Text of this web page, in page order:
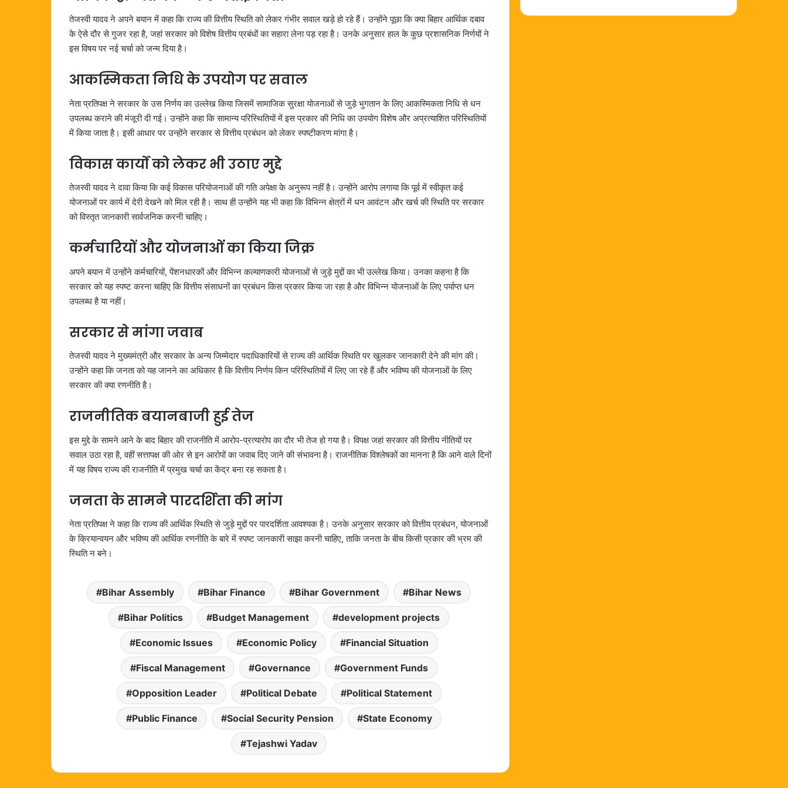
तेजस्वी यादव ने अपने बयान में कहा कि राज्य की वित्तीय स्थिति को लेकर गंभीर सवाल खड़े हो रहे हैं। उन्होंने पूछा कि क्या बिहार आर्थिक दबाव
के ऐसे दौर से गुजर रहा है, जहां सरकार को विशेष वित्तीय प्रबंधों का सहारा लेना पड़ रहा है। उनके अनुसार हाल के कुछ प्रशासनिक निर्णयों ने
इस विषय पर नई चर्चा को जन्म दिया है।
आकस्मिकता निधि के उपयोग पर सवाल
नेता प्रतिपक्ष ने सरकार के उस निर्णय का उल्लेख किया जिसमें सामाजिक सुरक्षा योजनाओं से जुड़े भुगतान के लिए आकस्मिकता निधि से धन
उपलब्ध कराने की मंजूरी दी गई। उन्होंने कहा कि सामान्य परिस्थितियों में इस प्रकार की निधि का उपयोग विशेष और अप्रत्याशित परिस्थितियों
में किया जाता है। इसी आधार पर उन्होंने सरकार से वित्तीय प्रबंधन को लेकर स्पष्टीकरण मांगा है।
विकास कार्यों को लेकर भी उठाए मुद्दे
तेजस्वी यादव ने दावा किया कि कई विकास परियोजनाओं की गति अपेक्षा के अनुरूप नहीं है। उन्होंने आरोप लगाया कि पूर्व में स्वीकृत कई
योजनाओं पर कार्य में देरी देखने को मिल रही है। साथ ही उन्होंने यह भी कहा कि विभिन्न क्षेत्रों में धन आवंटन और खर्च की स्थिति पर सरकार
को विस्तृत जानकारी सार्वजनिक करनी चाहिए।
कर्मचारियों और योजनाओं का किया जिक्र
अपने बयान में उन्होंने कर्मचारियों, पेंशनधारकों और विभिन्न कल्याणकारी योजनाओं से जुड़े मुद्दों का भी उल्लेख किया। उनका कहना है कि
सरकार को यह स्पष्ट करना चाहिए कि वित्तीय संसाधनों का प्रबंधन किस प्रकार किया जा रहा है और विभिन्न योजनाओं के लिए पर्याप्त धन
उपलब्ध है या नहीं।
सरकार से मांगा जवाब
तेजस्वी यादव ने मुख्यमंत्री और सरकार के अन्य जिम्मेदार पदाधिकारियों से राज्य की आर्थिक स्थिति पर खुलकर जानकारी देने की मांग की।
उन्होंने कहा कि जनता को यह जानने का अधिकार है कि वित्तीय निर्णय किन परिस्थितियों में लिए जा रहे हैं और भविष्य की योजनाओं के लिए
सरकार की क्या रणनीति है।
राजनीतिक बयानबाजी हुई तेज
इस मुद्दे के सामने आने के बाद बिहार की राजनीति में आरोप-प्रत्यारोप का दौर भी तेज हो गया है। विपक्ष जहां सरकार की वित्तीय नीतियों पर
सवाल उठा रहा है, वहीं सत्तापक्ष की ओर से इन आरोपों का जवाब दिए जाने की संभावना है। राजनीतिक विश्लेषकों का मानना है कि आने वाले दिनों
में यह विषय राज्य की राजनीति में प्रमुख चर्चा का केंद्र बना रह सकता है।
जनता के सामने पारदर्शिता की मांग
नेता प्रतिपक्ष ने कहा कि राज्य की आर्थिक स्थिति से जुड़े मुद्दों पर पारदर्शिता आवश्यक है। उनके अनुसार सरकार को वित्तीय प्रबंधन, योजनाओं
के क्रियान्वयन और भविष्य की आर्थिक रणनीति के बारे में स्पष्ट जानकारी साझा करनी चाहिए, ताकि जनता के बीच किसी प्रकार की भ्रम की
स्थिति न बने।
Bihar Assembly Bihar Finance Bihar Government Bihar News
Bihar Politics Budget Management development projects
Economic Issues Economic Policy Financial Situation
Fiscal Management Governance Government Funds
Opposition Leader Political Debate Political Statement
Public Finance Social Security Pension State Economy
Tejashwi Yadav